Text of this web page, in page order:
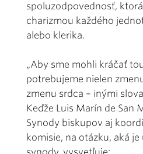
spoluzodpovednosť,
charizmou každého
alebo klerika.
„Aby sme mohli kráčať
potrebujeme nielen
zmenu srdca – inými
Keďže Luis Marín de San
Synody biskupov aj
komisie, na otázku, aká